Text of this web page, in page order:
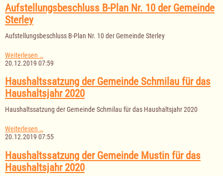
Wasserversorgung
Aufstellungsbeschluss B-Plan Nr. 10 der Gemeinde
Sterley
Aufstellungsbeschluss B-Plan Nr. 10 der Gemeinde Sterley
Weiterlesen …
B-
Nr.
10
der
Sterley
20.12.2019 07:59
Haushaltssatzung der Gemeinde Schmilau für das
Haushaltsjahr 2020
Haushaltssatzung der Gemeinde Schmilau für das Haushaltsjahr 2020
Weiterlesen …Haushaltssatzung
der
Schmilau
für
das
20.12.2019 07:55
Haushaltssatzung der Gemeinde Mustin für das
Haushaltsjahr 2020